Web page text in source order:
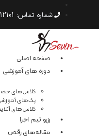
شماره‌ تماس: 04191012101
صفحه اصلی
دوره های آموزشی
کلاس‌های
پک‌های
کلاس‌های
رزرو تیم اجرا
مقاله‌های رقص